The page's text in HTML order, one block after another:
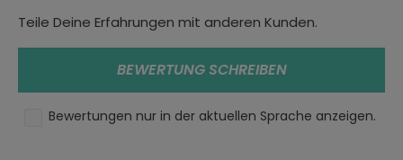
Größe:
XS
Oberteile Typ:
Geschlecht:
Teile Deine Erfahrungen mit anderen Kunden.
BEWERTUNG SCHREIBEN
Bewertungen nur in der aktuellen Sprache anzeigen.